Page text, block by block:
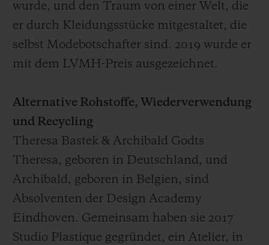
wurde, und den Traum von einer Welt, die
er durch Kleidungsstücke mitgestaltet, die
selbst Modebotschafter sind. 2019 wurde er
mit dem LVMH-Preis ausgezeichnet.
Alternative Rohstoffe, Wiederverwendung
und Recycling
Theresa Bastek & Archibald Godts
Theresa, geboren in Deutschland, und
Archibald, geboren in Belgien, sind
Absolventen der Design Academy
Eindhoven. Gemeinsam haben sie 2017
Studio Plastique gegründet, ein Atelier, in